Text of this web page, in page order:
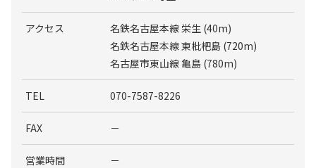
アクセス
名鉄名古屋本線 栄生 (40m)
名鉄名古屋本線 東枇杷島 (720m)
名古屋市東山線 亀島 (780m)
TEL 070-7587-8226
FAX －
営業時間 －